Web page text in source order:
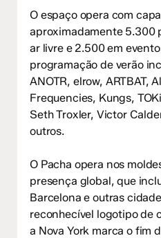
O espaço opera com
aproximadamente 5.300
ar livre e 2.500 em
programação de verão
ANOTR, elrow, ARTBAT,
Frequencies, Kungs,
Seth Troxler, Victor
outros.
O Pacha opera nos
presença global, que
Barcelona e outras
reconhecível logotipo de
a Nova York marca o fim